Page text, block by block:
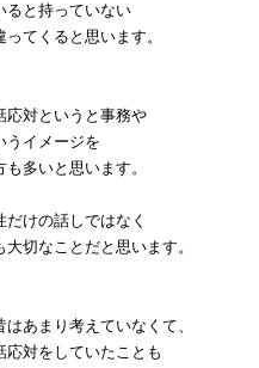
ると持っていない
てくると思います。
応対というと事務や
うイメージを
多いと思います。
だけの話しではなく
切なことだと思います。
あまり考えていなくて、
応対をしていたことも